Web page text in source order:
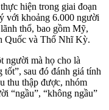
hiện trong giai đoạn
với khoảng 6.000 người
thổ, bao gồm Mỹ,
Quốc và Thổ Nhĩ Kỳ.
người mà họ cho là
tốt”, sau đó đánh giá tính
thu thập được, nhóm
“ngầu”, “không ngầu”